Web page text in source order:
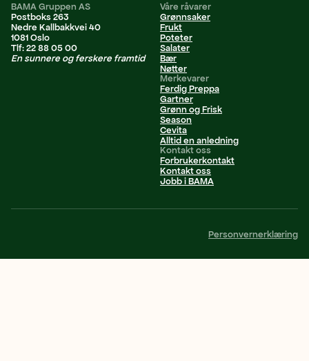
BAMA Gruppen AS
Postboks 263
Nedre Kallbakkvei 40
1081 Oslo
Tlf: 22 88 05 00
En sunnere og ferskere framtid
Våre råvarer
Grønnsaker
Frukt
Poteter
Salater
Bær
Nøtter
Merkevarer
Ferdig Preppa
Gartner
Grønn og Frisk
Season
Cevita
Alltid en anledning
Kontakt oss
Forbrukerkontakt
Kontakt oss
Jobb i BAMA
Personvernerklæring